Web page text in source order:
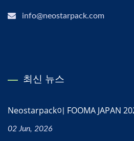
info@neostarpack.com
최신 뉴스
Neostarpack이 FOOMA JAPAN
02 Jun, 2026